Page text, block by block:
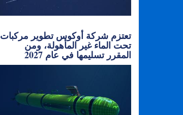
تعتزم شركة أوكوس تطوير مركبات
تحت الماء غير المأهولة، ومن
المقرر تسليمها في عام 2027